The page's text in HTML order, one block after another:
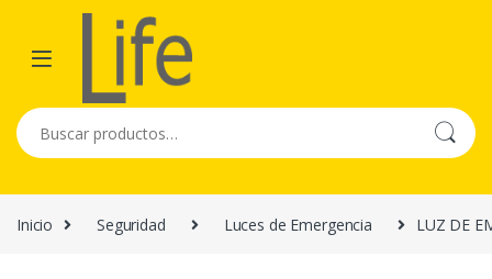
Skip to navigation
Skip to content
Buscar por:
Inicio Seguridad Luces de Emergencia LUZ DE